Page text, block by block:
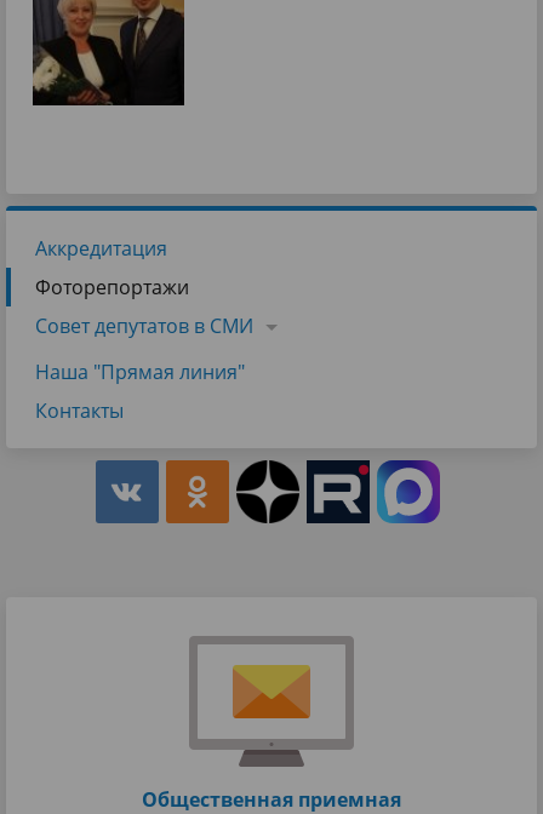
Аккредитация
Фоторепортажи
Совет депутатов в СМИ
Наша "Прямая линия"
Контакты
Общественная приемная